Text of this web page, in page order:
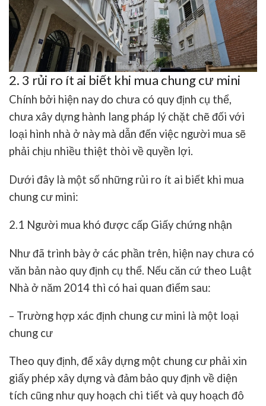
2. 3 rủi ro ít ai biết khi mua chung cư mini
Chính bởi hiện nay do chưa có quy định cụ thể,
chưa xây dựng hành lang pháp lý chặt chẽ đối với
loại hình nhà ở này mà dẫn đến việc người mua sẽ
phải chịu nhiều thiệt thòi về quyền lợi.
Dưới đây là một số những rủi ro ít ai biết khi mua
chung cư mini:
2.1 Người mua khó được cấp Giấy chứng nhận
Như đã trình bày ở các phần trên, hiện nay chưa có
văn bản nào quy định cụ thể. Nếu căn cứ theo Luật
Nhà ở năm 2014 thì có hai quan điểm sau:
– Trường hợp xác định chung cư mini là một loại
chung cư
Theo quy định, để xây dựng một chung cư phải xin
giấy phép xây dựng và đảm bảo quy định về diện
tích cũng như quy hoạch chi tiết và quy hoạch đô